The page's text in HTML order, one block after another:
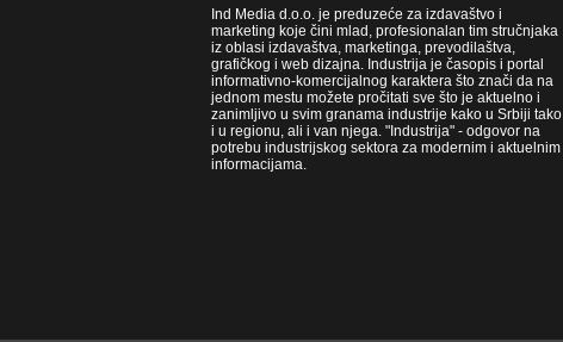
Ind Media d.o.o. je preduzeće za izdavaštvo i
marketing koje čini mlad, profesionalan tim stručnjaka
iz oblasi izdavaštva, marketinga, prevodilaštva,
grafičkog i web dizajna. Industrija je časopis i portal
informativno-komercijalnog karaktera što znači da na
jednom mestu možete pročitati sve što je aktuelno i
zanimljivo u svim granama industrije kako u Srbiji tako
i u regionu, ali i van njega. "Industrija" - odgovor na
potrebu industrijskog sektora za modernim i aktuelnim
informacijama.